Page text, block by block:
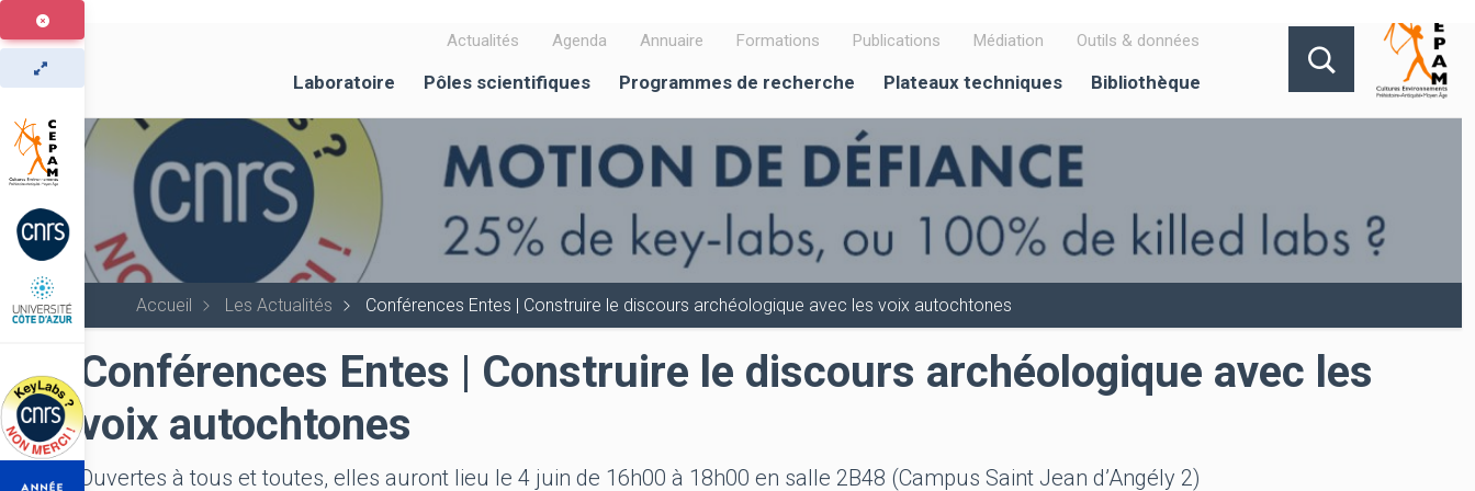
Aller
au
contenu
principal
Actualités Agenda Annuaire Formations Publications Médiation Outils & données
Laboratoire Pôles scientifiques Programmes de recherche Plateaux techniques Bibliothèque
Accueil Les Actualités Conférences Entes | Construire le discours archéologique avec les voix autochtones
Conférences Entes | Construire le discours archéologique avec les
voix autochtones
Ouvertes à tous et toutes, elles auront lieu le 4 juin de 16h00 à 18h00 en salle 2B48 (Campus Saint Jean d’Angély 2)